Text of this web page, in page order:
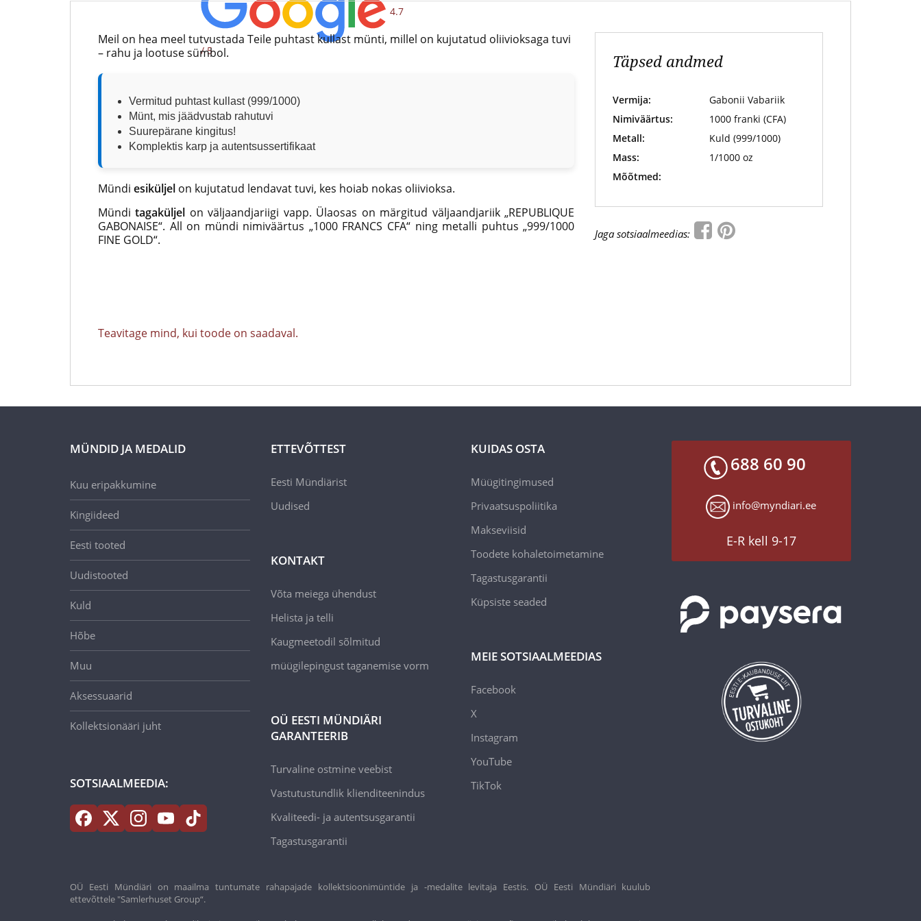
4.7
/ 5
Meil on hea meel tutvustada Teile puhtast kullast münti, millel on kujutatud oliivioksaga tuvi
– rahu ja lootuse sümbol.
Vermitud puhtast kullast (999/1000)
Münt, mis jäädvustab rahutuvi
Suurepärane kingitus!
Komplektis karp ja autentsussertifikaat
Mündi esiküljel on kujutatud lendavat tuvi, kes hoiab nokas oliivioksa.
Münditagaküljel on väljaandjariigi vapp. Ülaosas on märgitud väljaandjariik „REPUBLIQUE
GABONAISE“. All on mündi nimiväärtus „1000 FRANCS CFA“ ning metalli puhtus „999/1000
FINE GOLD“.
Teavitage mind, kui toode on saadaval.
Täpsed andmed
Vermija:
Gabonii Vabariik
Nimiväärtus:
1000 franki (CFA)
Metall:
Kuld (999/1000)
Mass:
1/1000 oz
Mõõtmed:
Jaga sotsiaalmeedias:
MÜNDID JA MEDALID
Kuu eripakkumine
Kingiideed
Eesti tooted
Uudistooted
Kuld
Hõbe
Muu
Aksessuaarid
Kollektsionääri juht
SOTSIAALMEEDIA:
ETTEVÕTTEST
Eesti Mündiärist
Uudised
KONTAKT
Võta meiega ühendust
Helista ja telli
Kaugmeetodil sõlmitud
müügilepingust taganemise vorm
OÜ EESTI MÜNDIÄRI
GARANTEERIB
Turvaline ostmine veebist
Vastutustundlik klienditeenindus
Kvaliteedi- ja autentsusgarantii
Tagastusgarantii
KUIDAS OSTA
Müügitingimused
Privaatsuspoliitika
Makseviisid
Toodete kohaletoimetamine
Tagastusgarantii
Küpsiste seaded
MEIE SOTSIAALMEEDIAS
Facebook
X
Instagram
YouTube
TikTok
688 60 90
info@myndiari.ee
E-R kell 9-17
OÜ Eesti Mündiäri on maailma tuntumate rahapajade kollektsioonimüntide ja -medalite levitaja Eestis. OÜ Eesti Mündiäri kuulub
ettevõttele "Samlerhuset Group“.